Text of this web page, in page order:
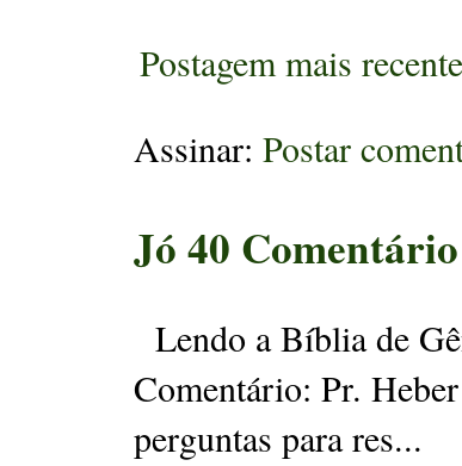
Postagem mais recente
Assinar: Postar
Jó 40 Comentário
Lendo a Bíblia de
Comentário: Pr.
perguntas para res...